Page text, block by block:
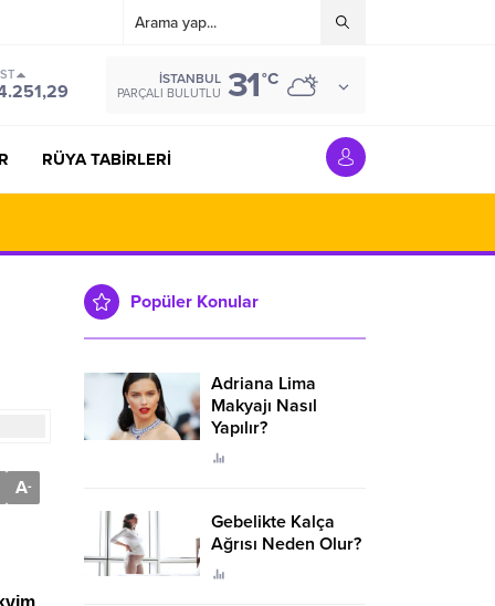
İSTANBUL
PARÇALI BULUTLU 31°C
RÜYA TABİRLERİ
A-
Popüler Konular
Adriana Lima
Makyajı Nasıl
Yapılır?
Gebelikte Kalça
Ağrısı Neden Olur?